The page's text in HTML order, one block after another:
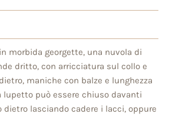
morbida georgette, una nuvola di
dritto, con arricciatura sul collo e
maniche con balze e lunghezza
lupetto può essere chiuso davanti
lasciando cadere i lacci, oppure